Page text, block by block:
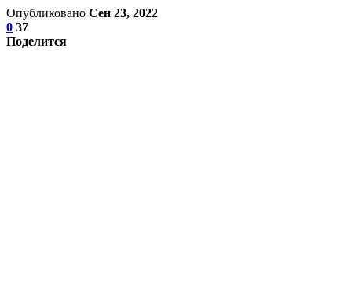
Опубликовано Сен 23, 2022
0 37
Поделится